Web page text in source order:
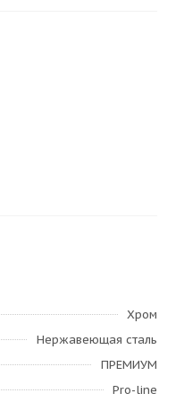
Хром
Нержавеющая сталь
ПРЕМИУМ
Pro-line